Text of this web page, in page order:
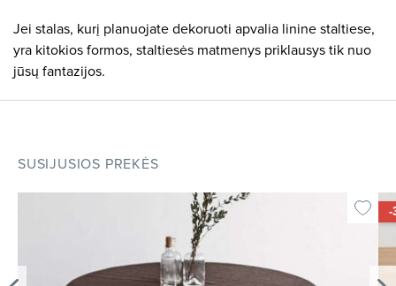
Jei stalas, kurį planuojate dekoruoti apvalia linine staltiese,
yra kitokios formos, staltiesės matmenys priklausys tik nuo
jūsų fantazijos.
SUSIJUSIOS PREKĖS
-